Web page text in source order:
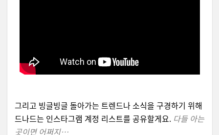
그리고 빙글빙글 돌아가는 트렌드나 소식을 구경하기 위해
드나드는 인스타그램 계정 리스트를 공유할게요. 다들 아는
곳이면 어쩌지…